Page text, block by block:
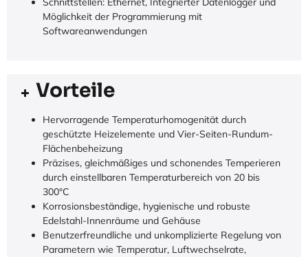
Möglichkeit der Programmierung mit
Softwareanwendungen
Vorteile
Hervorragende Temperaturhomogenität durch
geschützte Heizelemente und Vier-Seiten-Rundum-
Flächenbeheizung
Präzises, gleichmäßiges und schonendes Temperieren
durch einstellbaren Temperaturbereich von 20 bis
300°C
Korrosionsbeständige, hygienische und robuste
Edelstahl-Innenräume und Gehäuse
Benutzerfreundliche und unkomplizierte Regelung von
Parametern wie Temperatur, Luftwechselrate,